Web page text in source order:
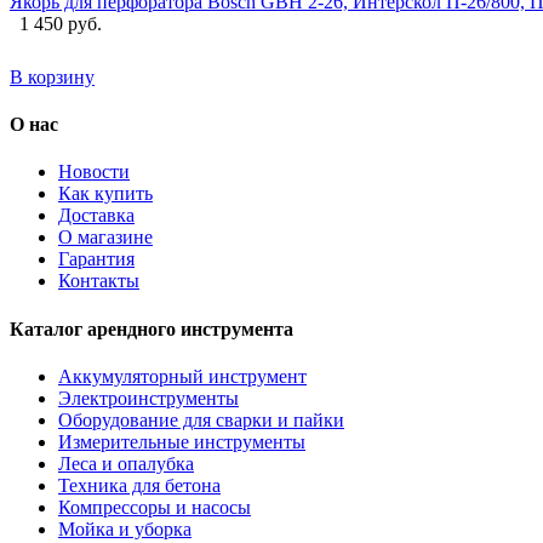
1 450 руб.
В корзину
О нас
Новости
Как купить
Доставка
О магазине
Гарантия
Контакты
Каталог арендного инструмента
Аккумуляторный инструмент
Электроинструменты
Оборудование для сварки и пайки
Измерительные инструменты
Леса и опалубка
Техника для бетона
Компрессоры и насосы
Мойка и уборка